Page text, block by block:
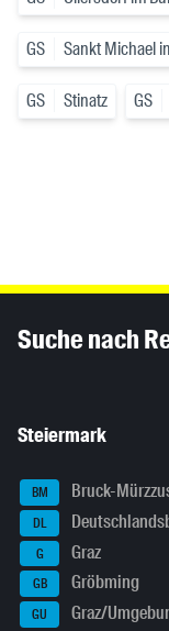
GS Sankt Michael
GS Stinatz GS
Suche nach
Steiermark
BM Bruck-
DL
G Graz
GB Gröbming
GU Graz/